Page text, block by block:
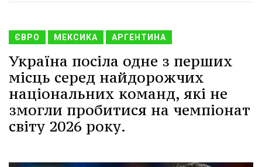
ЄВРО МЕКСИКА АРГЕНТИНА
Україна посіла одне з перших
місць серед найдорожчих
національних команд, які не
змогли пробитися на чемпіонат
світу 2026 року.